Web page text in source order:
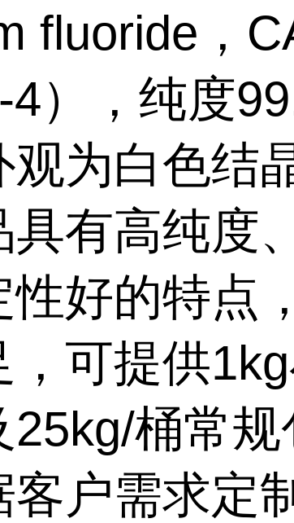
fluoride，
4），纯度
观为白色结
具有高纯度
性好的特点
，可提供
桶常规
户需求定